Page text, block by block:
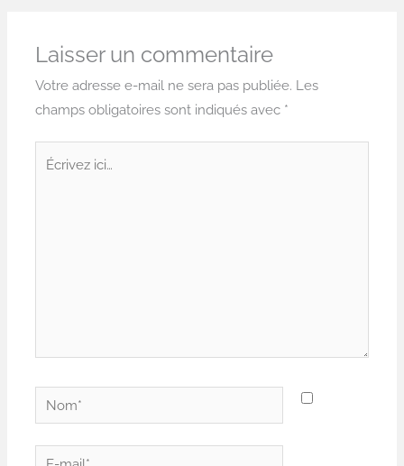
Laisser un commentaire
Votre adresse e-mail ne sera pas publiée. Les
champs obligatoires sont indiqués avec *
Nom*
E-